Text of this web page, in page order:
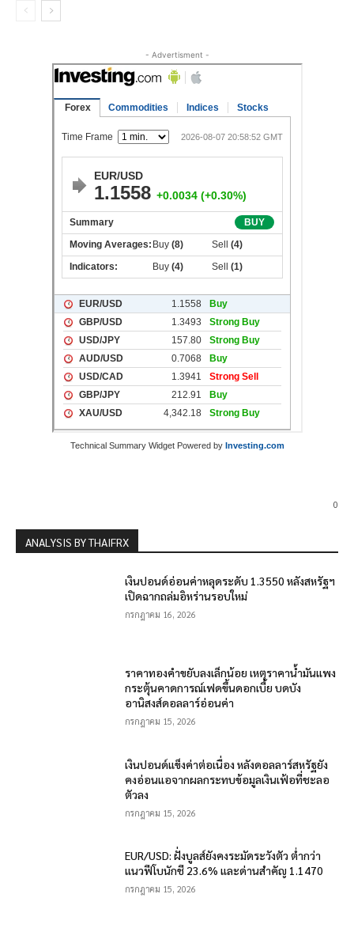
- Advertisment -
Technical Summary Widget Powered by Investing.com
0
ANALYSIS BY THAIFRX
เงินปอนด์อ่อนค่าหลุดระดับ 1.3550 หลังสหรัฐฯ
เปิดฉากถล่มอิหร่านรอบใหม่
กรกฎาคม 16, 2026
ราคาทองคำขยับลงเล็กน้อย เหตุราคาน้ำมันแพง
กระตุ้นคาดการณ์เฟดขึ้นดอกเบี้ย บดบัง
อานิสงส์ดอลลาร์อ่อนค่า
กรกฎาคม 15, 2026
เงินปอนด์แข็งค่าต่อเนื่อง หลังดอลลาร์สหรัฐยัง
คงอ่อนแอจากผลกระทบข้อมูลเงินเฟ้อที่ชะลอ
ตัวลง
กรกฎาคม 15, 2026
EUR/USD: ฝั่งบูลส์ยังคงระมัดระวังตัว ต่ำกว่า
แนวฟีโบนักชี 23.6% และด่านสำคัญ 1.1470
กรกฎาคม 15, 2026